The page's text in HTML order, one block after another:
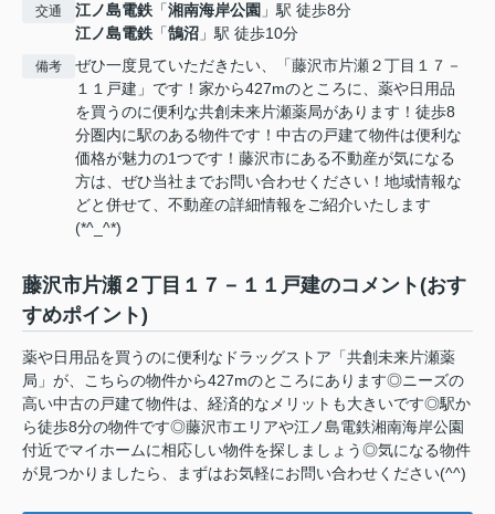
交通 江ノ島電鉄 「湘南海岸公園 」駅 徒歩8分
江ノ島電鉄 「鵠沼 」駅 徒歩10分
備考
ぜひ一度見ていただきたい、「藤沢市片瀬２丁目１７－
１１戸建」です！家から427mのところに、薬や日用品
を買うのに便利な共創未来片瀬薬局があります！徒歩8
分圏内に駅のある物件です！中古の戸建て物件は便利な
価格が魅力の1つです！藤沢市にある不動産が気になる
方は、ぜひ当社までお問い合わせください！地域情報な
どと併せて、不動産の詳細情報をご紹介いたします
(*^_^*)
藤沢市片瀬２丁目１７－１１戸建のコメント(おす
すめポイント)
薬や日用品を買うのに便利なドラッグストア「共創未来片瀬薬
局」が、こちらの物件から427mのところにあります◎ニーズの
高い中古の戸建て物件は、経済的なメリットも大きいです◎駅か
ら徒歩8分の物件です◎藤沢市エリアや江ノ島電鉄湘南海岸公園
付近でマイホームに相応しい物件を探しましょう◎気になる物件
が見つかりましたら、まずはお気軽にお問い合わせください(^^)